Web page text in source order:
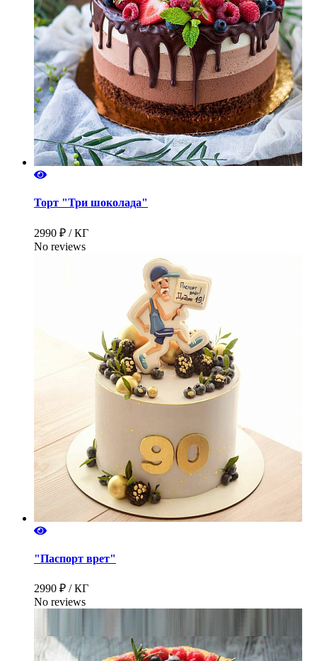
Торт "Три шоколада"
2990 ₽ / КГ
No reviews
"Паспорт врет"
2990 ₽ / КГ
No reviews